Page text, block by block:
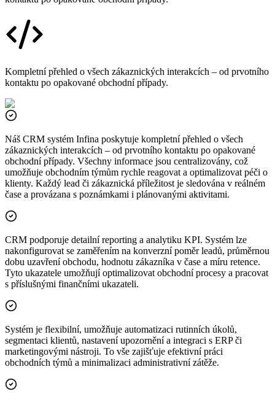
Kompletní přehled o všech zákaznických interakcích – od prvotního
kontaktu po opakované obchodní případy.
Náš CRM systém Infina poskytuje kompletní přehled o všech
zákaznických interakcích – od prvotního kontaktu po opakované
obchodní případy. Všechny informace jsou centralizovány, což
umožňuje obchodním týmům rychle reagovat a optimalizovat péči o
klienty. Každý lead či zákaznická příležitost je sledována v reálném
čase a provázana s poznámkami i plánovanými aktivitami.
CRM podporuje detailní reporting a analytiku KPI. Systém lze
nakonfigurovat se zaměřením na konverzní poměr leadů, průměrnou
dobu uzavření obchodu, hodnotu zákazníka v čase a míru retence.
Tyto ukazatele umožňují optimalizovat obchodní procesy a pracovat
s příslušnými finančními ukazateli.
Systém je flexibilní, umožňuje automatizaci rutinních úkolů,
segmentaci klientů, nastavení upozornění a integraci s ERP či
marketingovými nástroji. To vše zajišťuje efektivní práci
obchodních týmů a minimalizaci administrativní zátěže.